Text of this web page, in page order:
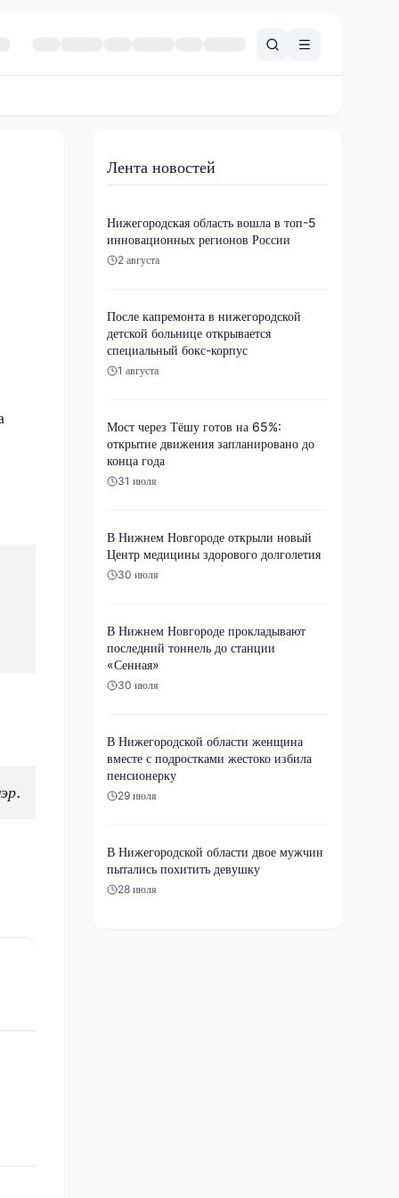
Лента новостей
Нижегородская область вошла в топ-5
инновационных регионов России
2 августа
После капремонта в нижегородской
детской больнице открывается
специальный бокс-корпус
1 августа
Мост через Тёшу готов на 65%:
открытие движения запланировано до
конца года
31 июля
В Нижнем Новгороде открыли новый
Центр медицины здорового долголетия
30 июля
В Нижнем Новгороде прокладывают
последний тоннель до станции
«Сенная»
30 июля
В Нижегородской области женщина
вместе с подростками жестоко избила
пенсионерку
29 июля
В Нижегородской области двое мужчин
пытались похитить девушку
28 июля